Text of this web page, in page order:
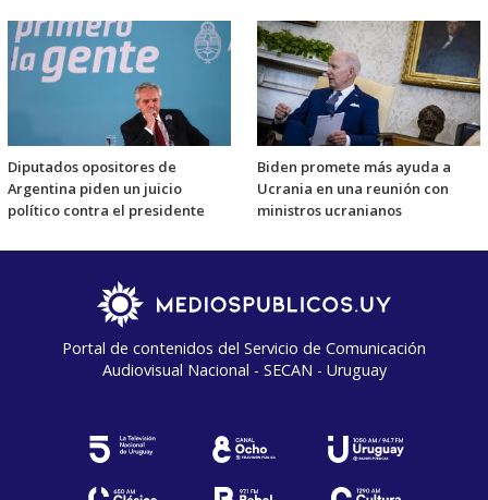
Diputados opositores de
Argentina piden un juicio
político contra el presidente
Biden promete más ayuda a
Ucrania en una reunión con
ministros ucranianos
Portal de contenidos del Servicio de Comunicación
Audiovisual Nacional - SECAN - Uruguay